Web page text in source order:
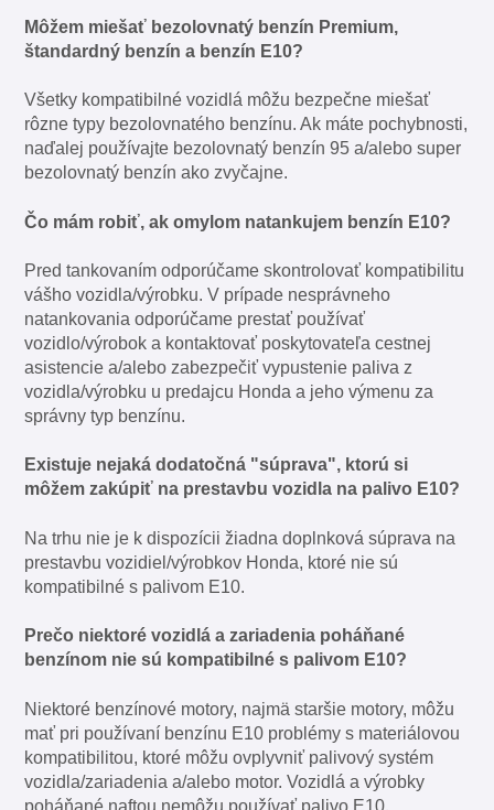
Môžem miešať bezolovnatý benzín Premium,
štandardný benzín a benzín E10?
Všetky kompatibilné vozidlá môžu bezpečne miešať
rôzne typy bezolovnatého benzínu. Ak máte pochybnosti,
naďalej používajte bezolovnatý benzín 95 a/alebo super
bezolovnatý benzín ako zvyčajne.
Čo mám robiť, ak omylom natankujem benzín E10?
Pred tankovaním odporúčame skontrolovať kompatibilitu
vášho vozidla/výrobku. V prípade nesprávneho
natankovania odporúčame prestať používať
vozidlo/výrobok a kontaktovať poskytovateľa cestnej
asistencie a/alebo zabezpečiť vypustenie paliva z
vozidla/výrobku u predajcu Honda a jeho výmenu za
správny typ benzínu.
Existuje nejaká dodatočná "súprava", ktorú si
môžem zakúpiť na prestavbu vozidla na palivo E10?
Na trhu nie je k dispozícii žiadna doplnková súprava na
prestavbu vozidiel/výrobkov Honda, ktoré nie sú
kompatibilné s palivom E10.
Prečo niektoré vozidlá a zariadenia poháňané
benzínom nie sú kompatibilné s palivom E10?
Niektoré benzínové motory, najmä staršie motory, môžu
mať pri používaní benzínu E10 problémy s materiálovou
kompatibilitou, ktoré môžu ovplyvniť palivový systém
vozidla/zariadenia a/alebo motor. Vozidlá a výrobky
poháňané naftou nemôžu používať palivo E10.